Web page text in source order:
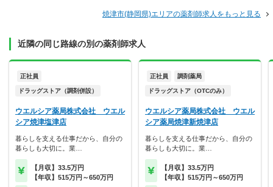
焼津市(静岡県)エリアの薬剤師求人をもっと見る
近隣の同じ路線の別の薬剤師求人
正社員
ドラッグストア（調剤併設）
ウエルシア薬局株式会社 ウエル
シア焼津塩津店
暮らしを支える仕事だから、自分の
暮らしも大切に。業…
【月収】33.5万円
【年収】515万円～650万円
正社員 調剤薬局
ドラッグストア（OTCのみ）
ウエルシア薬局株式会社 ウエル
シア薬局焼津新焼津店
暮らしを支える仕事だから、自分の
暮らしも大切に。業…
【月収】33.5万円
【年収】515万円～650万円